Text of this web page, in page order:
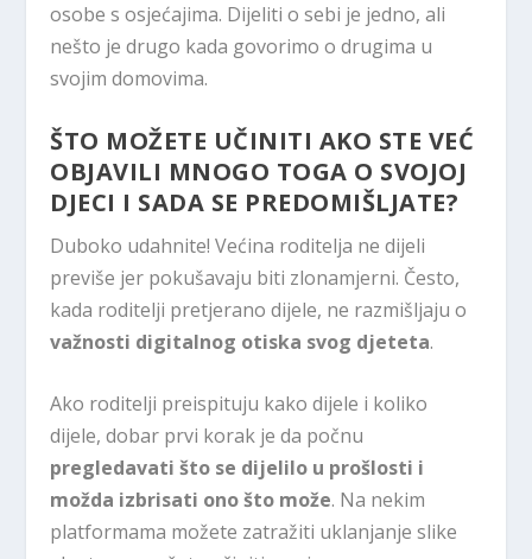
osobe s osjećajima. Dijeliti o sebi je jedno, ali
nešto je drugo kada govorimo o drugima u
svojim domovima.
ŠTO MOŽETE UČINITI AKO STE VEĆ
OBJAVILI MNOGO TOGA O SVOJOJ
DJECI I SADA SE PREDOMIŠLJATE?
Duboko udahnite! Većina roditelja ne dijeli
previše jer pokušavaju biti zlonamjerni. Često,
kada roditelji pretjerano dijele, ne razmišljaju o
važnosti digitalnog otiska svog djeteta.
Ako roditelji preispituju kako dijele i koliko
dijele, dobar prvi korak je da počnu
pregledavati što se dijelilo u prošlosti i
možda izbrisati ono što može. Na nekim
platformama možete zatražiti uklanjanje slike